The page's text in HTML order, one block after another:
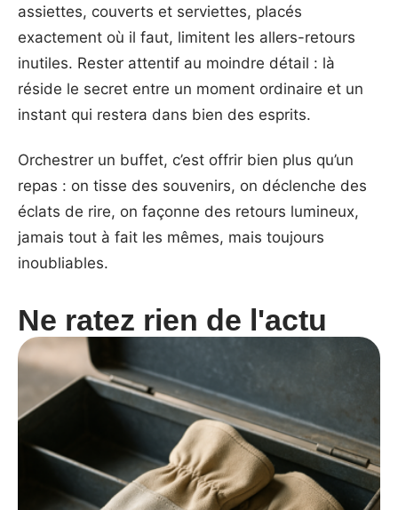
assiettes, couverts et serviettes, placés
exactement où il faut, limitent les allers-retours
inutiles. Rester attentif au moindre détail : là
réside le secret entre un moment ordinaire et un
instant qui restera dans bien des esprits.
Orchestrer un buffet, c’est offrir bien plus qu’un
repas : on tisse des souvenirs, on déclenche des
éclats de rire, on façonne des retours lumineux,
jamais tout à fait les mêmes, mais toujours
inoubliables.
Ne ratez rien de l'actu